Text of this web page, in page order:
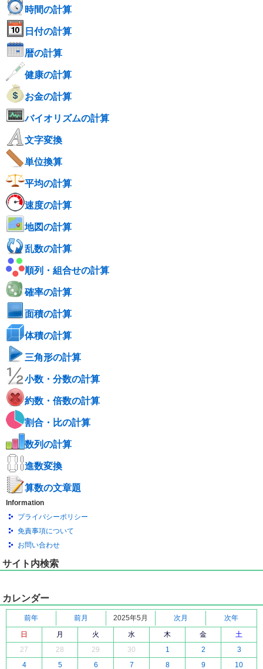
時間の計算
日付の計算
暦の計算
健康の計算
お金の計算
バイオリズムの計算
文字変換
単位換算
平均の計算
速度の計算
地図の計算
乱数の計算
順列・組合せの計算
確率の計算
面積の計算
体積の計算
三角形の計算
小数・分数の計算
約数・倍数の計算
割合・比の計算
数列の計算
進数変換
算数の文章題
Information
プライバシーポリシー
免責事項について
お問い合わせ
サイト内検索
カレンダー
前年 前月 2025年5月 次月
次年
日
月 火 水 木 金
土
27
28 29 30 1 2
3
4
5 6 7 8 9 10